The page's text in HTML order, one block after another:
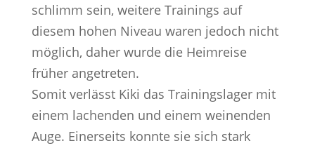
schlimm sein, weitere Trainings auf
diesem hohen Niveau waren jedoch nicht
möglich, daher wurde die Heimreise
früher angetreten.
Somit verlässt Kiki das Trainingslager mit
einem lachenden und einem weinenden
Auge. Einerseits konnte sie sich stark